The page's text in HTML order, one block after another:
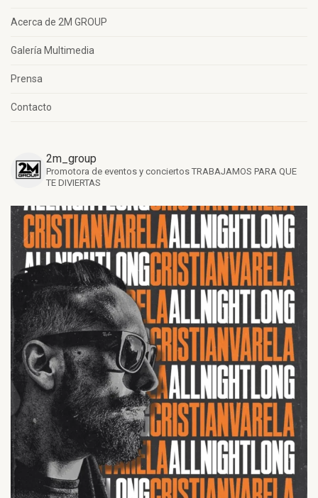
Acerca de 2M GROUP
Galería Multimedia
Prensa
Contacto
2m_group
Promotora de eventos y conciertos TRABAJAMOS PARA QUE
TE DIVIERTAS